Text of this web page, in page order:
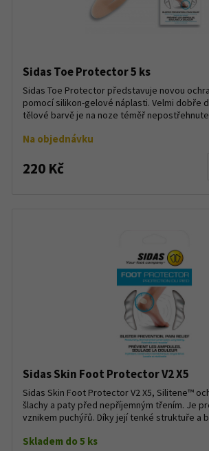
Sidas Toe Protector 5 ks
Sidas Toe Protector představuje novou
pomocí silikon-gelové náplasti. Velmi dobře
tělové barvě je na noze téměř
Na objednávku
220 Kč
Sidas Skin Foot Protector V2 X5
Sidas Skin Foot Protector V2 X5, Silitene™
šlachy a paty před nepříjemným třením. Je
vznikem puchýřů. Díky její tenké struktuře a
Skladem do 5 ks